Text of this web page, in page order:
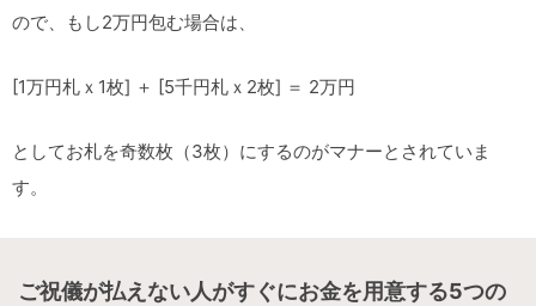
ので、もし2万円包む場合は、
[1万円札ｘ1枚] ＋ [5千円札ｘ2枚] ＝ 2万円
としてお札を奇数枚（3枚）にするのがマナーとされていま
す。
ご祝儀が払えない人がすぐにお金を用意する5つの